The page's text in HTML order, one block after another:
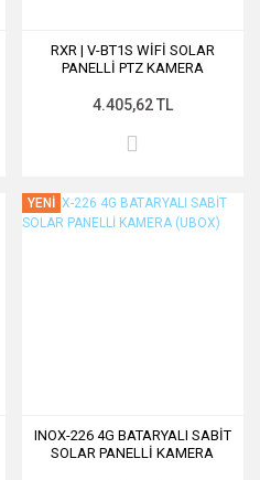
RXR | V-BT1S WİFİ SOLAR
PANELLİ PTZ KAMERA
4.405,62 TL
YENİ
INOX-226 4G BATARYALI SABİT
SOLAR PANELLİ KAMERA